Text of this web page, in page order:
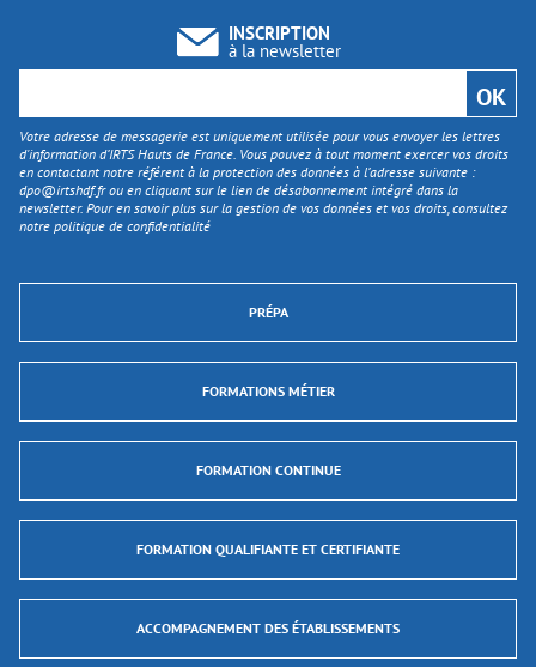
INSCRIPTION
à la newsletter
Votre adresse de messagerie est uniquement utilisée pour vous envoyer les lettres
d'information d’IRTS Hauts de France. Vous pouvez à tout moment exercer vos droits
en contactant notre référent à la protection des données à l’adresse suivante :
dpo@irtshdf.frou en cliquant sur le lien de désabonnement intégré dans la
newsletter. Pour en savoir plus sur la gestion de vos données et vos droits, consultez
notre politique de confidentialité
PRÉPA
FORMATIONS MÉTIER
FORMATION CONTINUE
FORMATION QUALIFIANTE ET CERTIFIANTE
ACCOMPAGNEMENT DES ÉTABLISSEMENTS